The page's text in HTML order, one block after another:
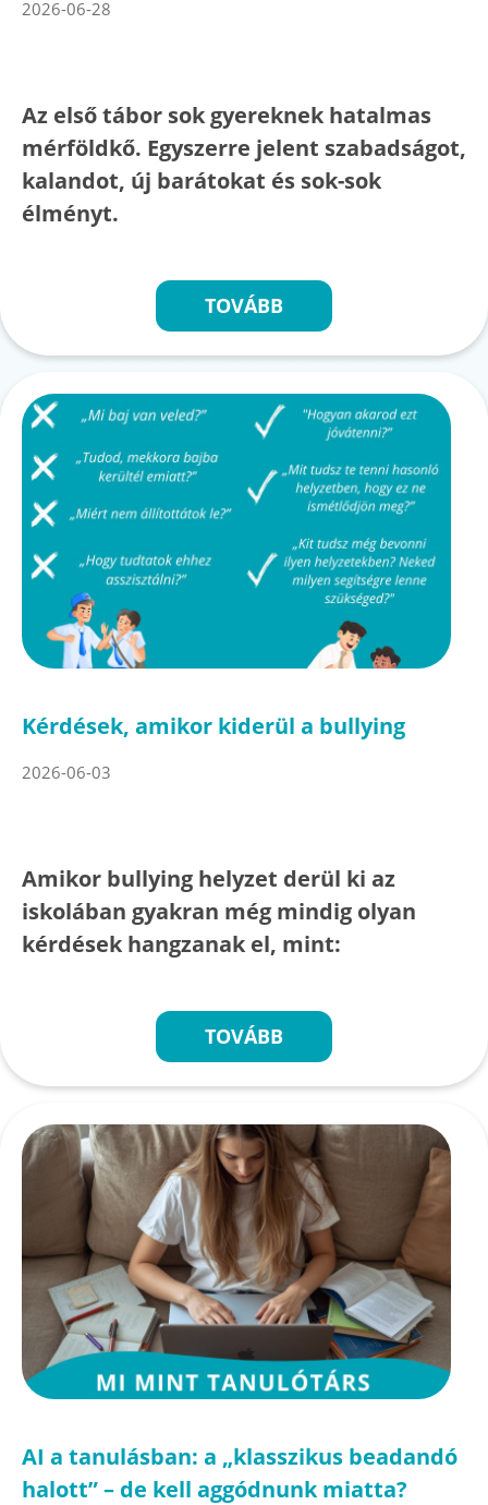
2026-06-28
Az első tábor sok gyereknek hatalmas
mérföldkő. Egyszerre jelent szabadságot,
kalandot, új barátokat és sok-sok
élményt.
TOVÁBB
Kérdések, amikor kiderül a bullying
2026-06-03
Amikor bullying helyzet derül ki az
iskolában gyakran még mindig olyan
kérdések hangzanak el, mint:
TOVÁBB
AI a tanulásban: a „klasszikus beadandó
halott” – de kell aggódnunk miatta?